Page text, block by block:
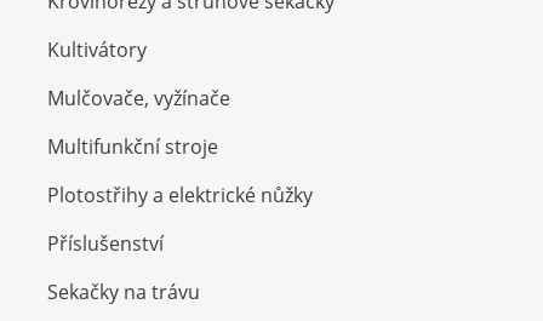
Kultivátory
Mulčovače, vyžínače
Multifunkční stroje
Plotostřihy a elektrické nůžky
Příslušenství
Sekačky na trávu